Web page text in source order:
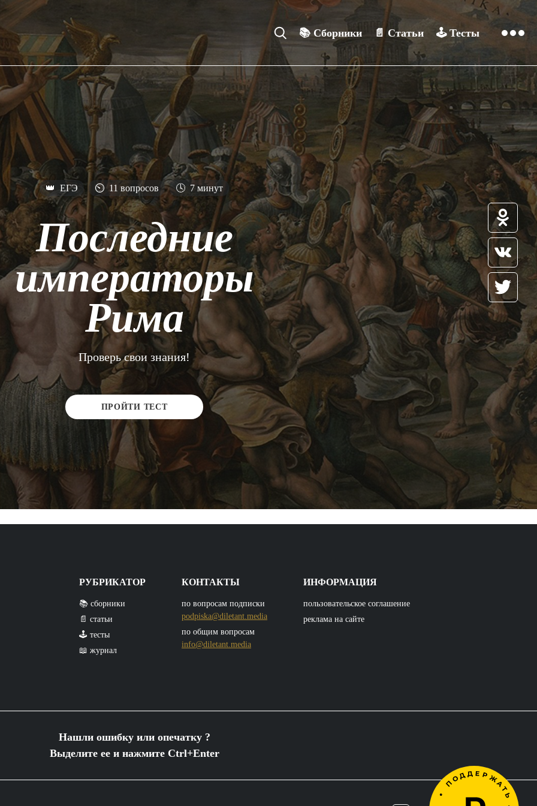
📚 Сборники 📄 Статьи 🕹️ Тесты
👑 ЕГЭ ⏲ 11 вопросов 🕓 7 минут
Последние
императоры
Рима
Проверь свои знания!
ПРОЙТИ ТЕСТ
РУБРИКАТОР
📚 сборники
📄 статьи
🕹️ тесты
📖 журнал
КОНТАКТЫ
по вопросам подписки
podpiska@diletant.media
по общим вопросам
info@diletant.media
ИНФОРМАЦИЯ
пользовательское соглашение
реклама на сайте
Нашли ошибку или опечатку ?
Выделите ее и нажмите Ctrl+Enter